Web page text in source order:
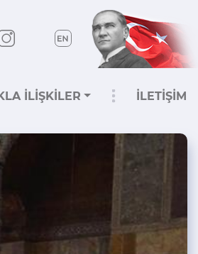
İLİŞKİLER İLETİŞİM